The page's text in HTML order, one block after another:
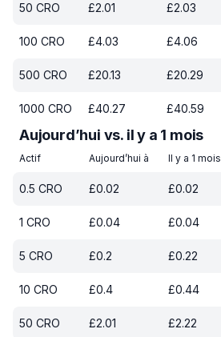
50 CRO £2.01 £2.03
100 CRO £4.03 £4.06
500 CRO £20.13 £20.29
1000 CRO £40.27 £40.59
Aujourd’hui vs. il y a 1 mois
Actif Aujourd’hui à Il y a 1 mois
0.5 CRO £0.02 £0.02
1 CRO £0.04 £0.04
5 CRO £0.2 £0.22
10 CRO £0.4 £0.44
50 CRO £2.01 £2.22